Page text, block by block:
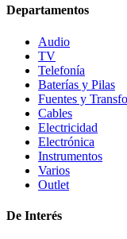
Departamentos
Audio
TV
Telefonía
Baterías y Pilas
Fuentes y Transfo
Cables
Electricidad
Electrónica
Instrumentos
Varios
Outlet
De Interés